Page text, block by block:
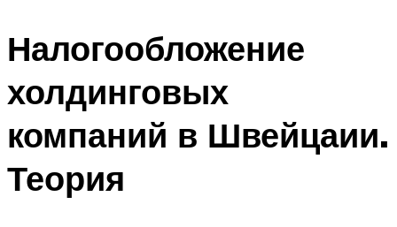
Налогообложение
холдинговых
компаний в Швейцаии.
Теория